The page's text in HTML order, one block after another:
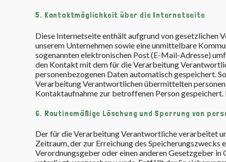
5. Kontaktmöglichkeit über die Internetseite
Diese Internetseite enthält aufgrund von gesetzlichen
unserem Unternehmen sowie eine unmittelbare
sogenannten elektronischen Post (E-Mail-Adresse)
den Kontakt mit dem für die Verarbeitung
personenbezogenen Daten automatisch gespeichert.
Verarbeitung Verantwortlichen übermittelten
Kontaktaufnahme zur betroffenen Person
6. Routinemäßige Löschung und Sperrung von
Der für die Verarbeitung Verantwortliche verarbeitet
Zeitraum, der zur Erreichung des
Verordnungsgeber oder einen anderen Gesetzgeber